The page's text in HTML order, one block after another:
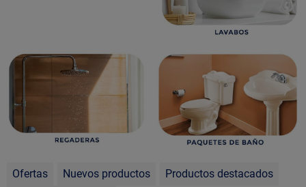
Ofertas Nuevos productos
Productos destacados